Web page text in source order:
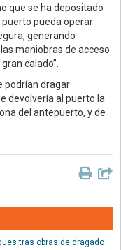
que se ha depositado
pueda operar
generando
maniobras de acceso
calado”.
podrían dragar
devolvería al puerto la
del antepuerto, y de
tras obras de dragado